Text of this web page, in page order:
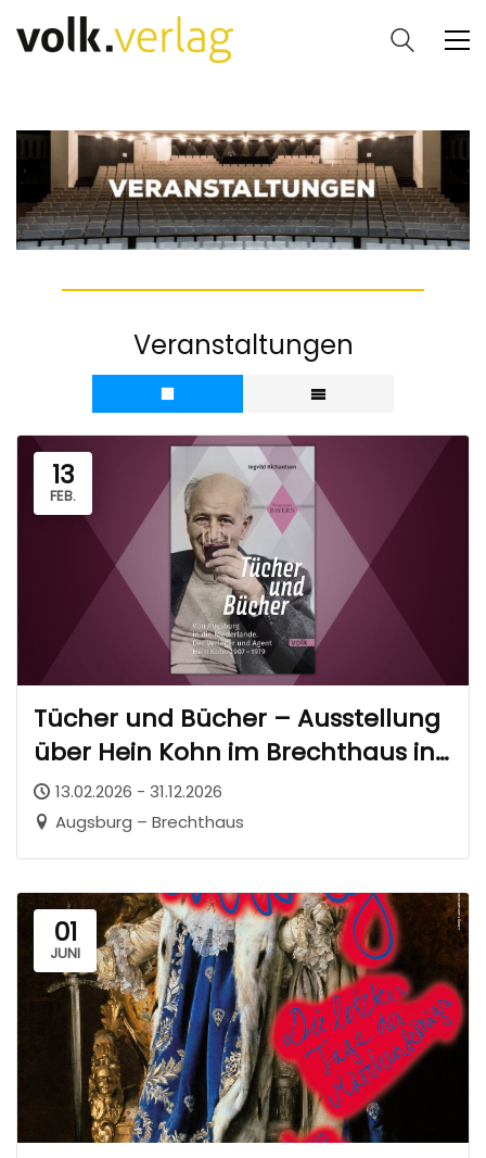
Veranstaltungen
13
FEB.
Tücher und Bücher – Ausstellung
über Hein Kohn im Brechthaus in
Augsburg
13.02.2026 - 31.12.2026
Augsburg – Brechthaus
01
JUNI